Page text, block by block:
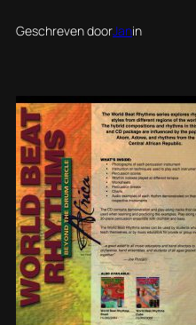
Geschreven doorJanin